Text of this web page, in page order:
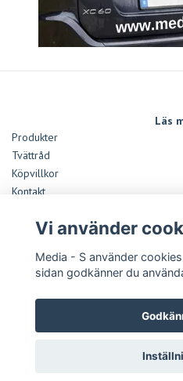
Läs
Produkter
Tvättråd
Köpvillkor
Kontakt
Storleksguide
Sociala
Vi använder
Media - S använder
sidan godkänner du